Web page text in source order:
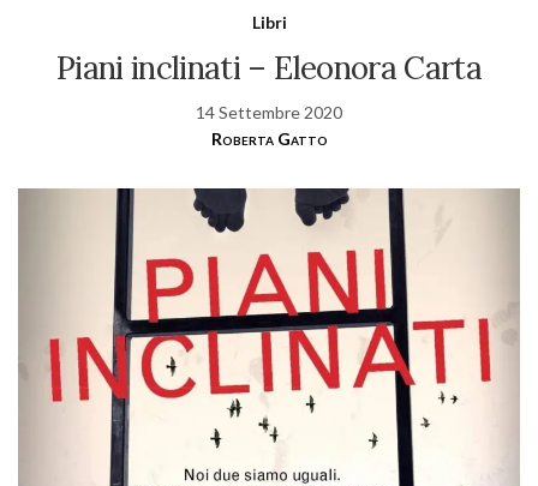
Libri
Piani inclinati – Eleonora Carta
14 Settembre 2020
Roberta Gatto